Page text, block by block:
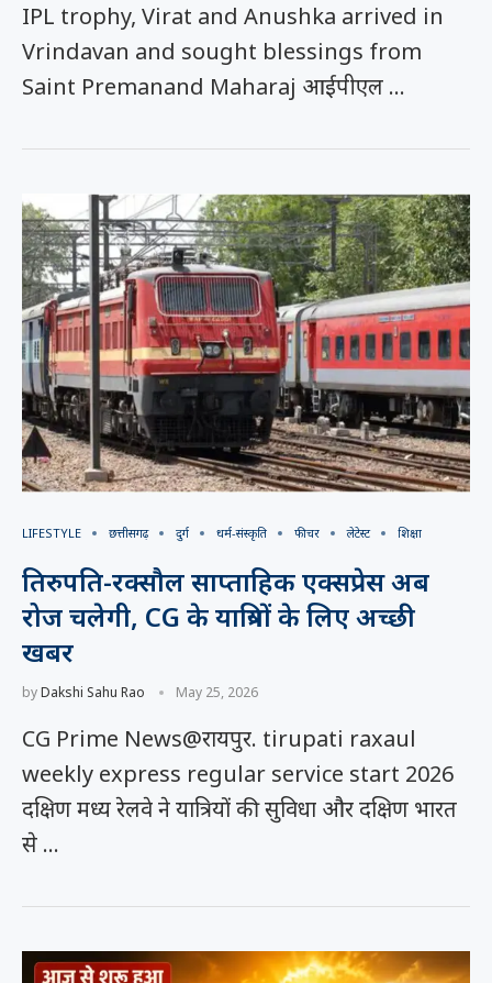
IPL trophy, Virat and Anushka arrived in
Vrindavan and sought blessings from
Saint Premanand Maharaj आईपीएल …
LIFESTYLE छत्तीसगढ़ दुर्ग धर्म-संस्कृति फीचर लेटेस्ट शिक्षा
तिरुपति-रक्सौल साप्ताहिक एक्सप्रेस अब
रोज चलेगी, CG के यात्रियों के लिए अच्छी
खबर
byDakshi Sahu Rao May 25, 2026
CG Prime News@रायपुर. tirupati raxaul
weekly express regular service start 2026
दक्षिण मध्य रेलवे ने यात्रियों की सुविधा और दक्षिण भारत
से …